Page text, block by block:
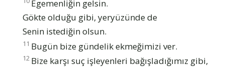
Egemenliğin gelsin.
Gökte olduğu gibi, yeryüzünde de
Senin istediğin olsun.
11 Bugün bize gündelik ekmeğimizi ver.
12 Bize karşı suç işleyenleri bağışladığımız gibi,